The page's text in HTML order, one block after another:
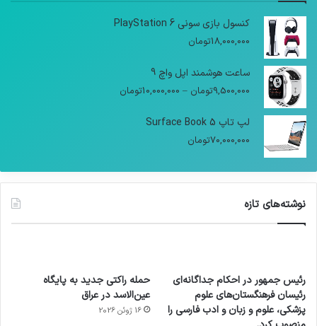
کنسول بازی سونی PlayStation 6
18,000,000تومان
ساعت هوشمند اپل واچ 9
9,500,000تومان –
10,000,000تومان
لپ تاپ Surface Book 5
70,000,000تومان
نوشته‌های تازه
رئیس جمهور در احکام جداگانه‌ای
رئیسان فرهنگستان‌های علوم
پزشکی، علوم و زبان و ادب فارسی را
حمله راکتی جدید به پایگاه
عین‌الاسد در عراق
16 ژوئن 2026